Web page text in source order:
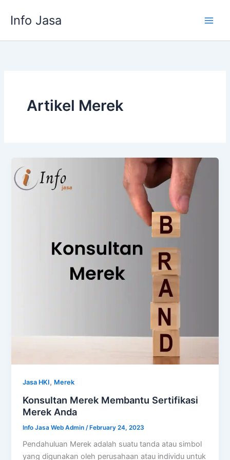
Info Jasa
Artikel Merek
Jasa HKI, Merek
Konsultan Merek Membantu Sertifikasi
Merek Anda
Info Jasa Web Admin /February 24, 2023
Pendahuluan Merek adalah suatu tanda atau simbol
yang digunakan oleh perusahaan atau individu untuk